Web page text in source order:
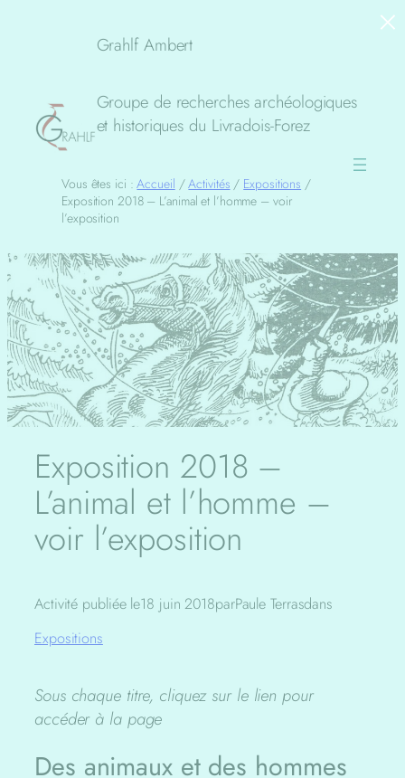
Grahlf Ambert
Groupe de recherches archéologiques
et historiques du Livradois-Forez
Vous êtes ici :Accueil /Activités / Expositions /
Exposition 2018 – L’animal et l’homme – voir
l’exposition
Exposition 2018 –
L’animal et l’homme –
voir l’exposition
Activité publiée le18 juin 2018parPaule Terrasdans
Expositions
Sous chaque titre, cliquez sur le lien pour
accéder à la page
Des animaux et des hommes
×